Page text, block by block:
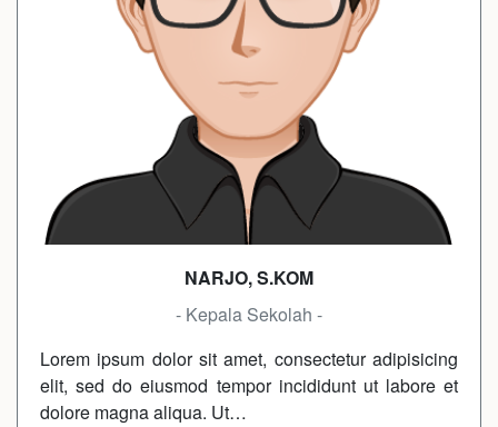
NARJO, S.KOM
- Kepala Sekolah -
Lorem ipsum dolor sit amet, consectetur adipisicing
elit, sed do eiusmod tempor incididunt ut labore et
dolore magna aliqua. Ut…